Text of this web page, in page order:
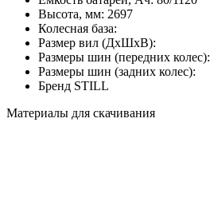
Высота, мм: 2697
Колесная база:
Размер вил (ДхШхВ):
Размеры шин (передних колес):
Размеры шин (задних колес):
Бренд STILL
Материалы для скачивания